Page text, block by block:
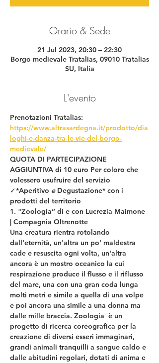
Orario & Sede
21 Jul 2023, 20:30 – 22:30
Borgo medievale Tratalias, 09010 Tratalias
SU, Italia
L'evento
Prenotazioni Tratalias:
https://www.altrasardegna.it/prodotto/dia
loghi-e-danza-tra-le-vie-del-borgo-
medievale/
QUOTA DI PARTECIPAZIONE
AGGIUNTIVA di 10 euro Per coloro che
volessero usufruire del servizio
✓*Aperitivo e Degustazione* con i
prodotti del territorio
1. "Zoologia” di e con Lucrezia Maimone
| Compagnia Oltrenotte
Una creatura rientra rotolando
dall'eternità, un'altra un po' maldestra
cade e resuscita ogni volta, un'altra
ancora è un mostro oceanico la cui
respirazione produce il flusso e il riflusso
del mare, una con una gran coda lunga
molti metri e simile a quella di una volpe
e poi ancora una simile a una donna ma
dalle mille braccia. Zoologia  è un
progetto di ricerca coreografica per la
creazione di diversi esseri immaginari,
grandi animali tranquilli a sangue caldo e
dalle abitudini regolari, dotati di anima e